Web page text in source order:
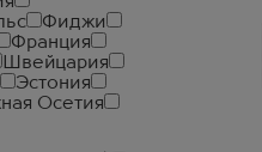
Фиджи
Франция
Швейцария
Эстония
Осетия